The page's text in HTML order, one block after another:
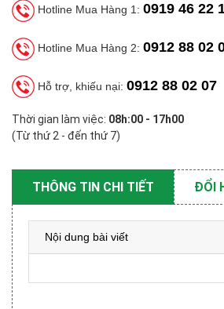
Hotline Mua Hàng 1: 0919 46 22
Hotline Mua Hàng 2: 0912 88 02
Hỗ trợ, khiếu nại: 0912 88 02 07
Thời gian làm việc: 08h:00 - 17h00
(Từ thứ 2 - đến thứ 7)
THÔNG TIN CHI TIẾT ĐỔI
Nội dung bài viết